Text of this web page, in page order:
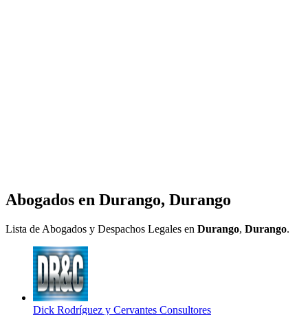
Abogados en Durango, Durango
Lista de Abogados y Despachos Legales en Durango, Durango.
Dick Rodríguez y Cervantes Consultores